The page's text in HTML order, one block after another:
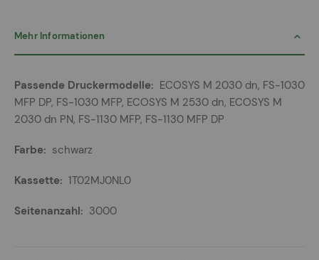
Mehr Informationen
Mehr
Informationen
ECOSYS M 2030 dn, FS-1030
MFP DP, FS-1030 MFP, ECOSYS M 2530 dn, ECOSYS M
2030 dn PN, FS-1130 MFP, FS-1130 MFP DP
schwarz
1T02MJ0NL0
3000